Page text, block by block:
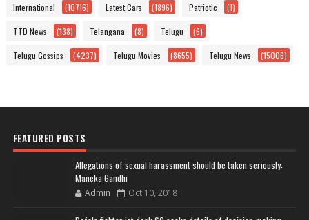
International (10716) Latest Cars (1896) Patriotic (1)
TTD News (138) Telangana (8) Telugu (6)
Telugu Gossips (4237) Telugu Movies (8655) Telugu News (15006)
FEATURED POSTS
Allegations of sexual harassment should be taken seriously:
Maneka Gandhi
Admin Oct 10, 2018